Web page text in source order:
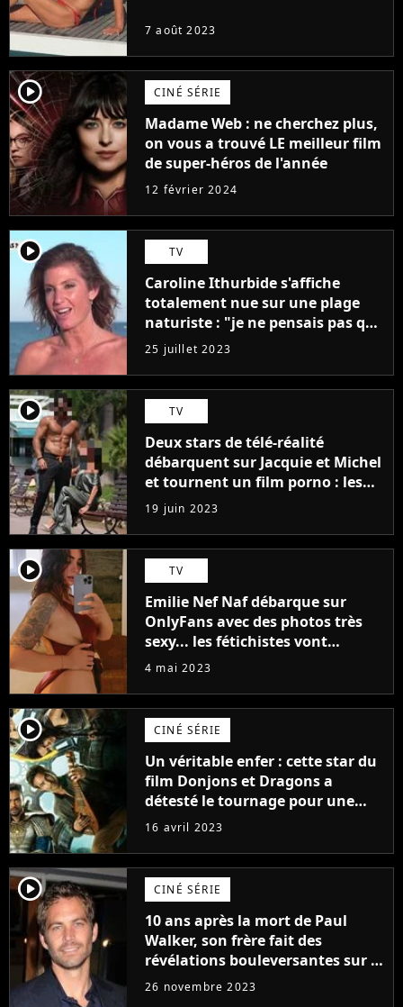
7 août 2023
player2 CINÉ SÉRIE
Madame Web : ne cherchez plus,
on vous a trouvé LE meilleur film
de super-héros de l'année
12 février 2024
player2 TV
Caroline Ithurbide s'affiche
totalement nue sur une plage
naturiste : "je ne pensais pas que
j'arriverais à le faire..."
25 juillet 2023
player2 TV
Deux stars de télé-réalité
débarquent sur Jacquie et Michel
et tournent un film porno : les
premières images du tournage
(exclu)
19 juin 2023
player2 TV
Emilie Nef Naf débarque sur
OnlyFans avec des photos très
sexy... les fétichistes vont
prendre leur pied !
4 mai 2023
player2 CINÉ SÉRIE
Un véritable enfer : cette star du
film Donjons et Dragons a
détesté le tournage pour une
raison très spéciale
16 avril 2023
player2 CINÉ SÉRIE
10 ans après la mort de Paul
Walker, son frère fait des
révélations bouleversantes sur la
réaction des acteurs de Fast and
26 novembre 2023